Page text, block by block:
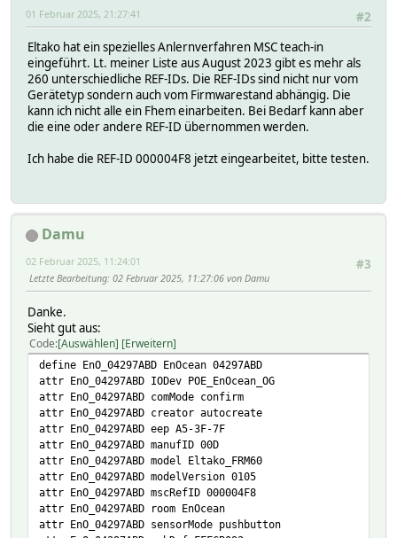
#
setstate EnO_04297ABD 2025-02-01 20:03:24 IODev
setstate EnO_04297ABD 2025-02-01 20:03:24 teach MSC
#2
01 Februar 2025, 21:27:41
Eltako hat ein spezielles Anlernverfahren MSC teach-in
eingeführt. Lt. meiner Liste aus August 2023 gibt es mehr als
260 unterschiedliche REF-IDs. Die REF-IDs sind nicht nur vom
Gerätetyp sondern auch vom Firmwarestand abhängig. Die
kann ich nicht alle ein Fhem einarbeiten. Bei Bedarf kann aber
die eine oder andere REF-ID übernommen werden.
Ich habe die REF-ID 000004F8 jetzt eingearbeitet, bitte testen.
Damu
#3
02 Februar 2025, 11:24:01
Letzte Bearbeitung: 02 Februar 2025, 11:27:06 von Damu
Danke.
Sieht gut aus:
Code Auswählen Erweitern
define EnO_04297ABD EnOcean 04297ABD
attr EnO_04297ABD IODev POE_EnOcean_OG
attr EnO_04297ABD comMode confirm
attr EnO_04297ABD creator autocreate
attr EnO_04297ABD eep A5-3F-7F
attr EnO_04297ABD manufID 00D
attr EnO_04297ABD model Eltako_FRM60
attr EnO_04297ABD modelVersion 0105
attr EnO_04297ABD mscRefID 000004F8
attr EnO_04297ABD room EnOcean
attr EnO_04297ABD sensorMode pushbutton